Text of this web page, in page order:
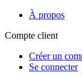
À propos
Compte client
Créer un
Se connecter